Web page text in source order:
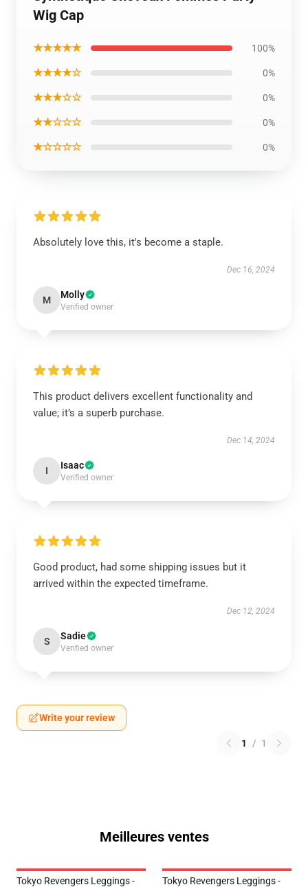
Wig Cap
★★★★★ 100%
★★★★☆ 0%
★★★☆☆ 0%
★★☆☆☆ 0%
★☆☆☆☆ 0%
Absolutely love this, it's become a staple.
Dec 16, 2024
M Molly
Verified owner
This product delivers excellent functionality and
value; it’s a superb purchase.
Dec 14, 2024
I Isaac
Verified owner
Good product, had some shipping issues but it
arrived within the expected timeframe.
Dec 12, 2024
S Sadie
Verified owner
Write your review
1 / 1
Meilleures ventes
Tokyo Revengers Leggings -
Tokyo Revengers Leggings -